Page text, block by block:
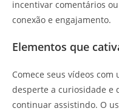
incentivar comentários
conexão e engajamento.
Elementos que
Comece seus vídeos
desperte a curiosidade e
continuar assistindo. O